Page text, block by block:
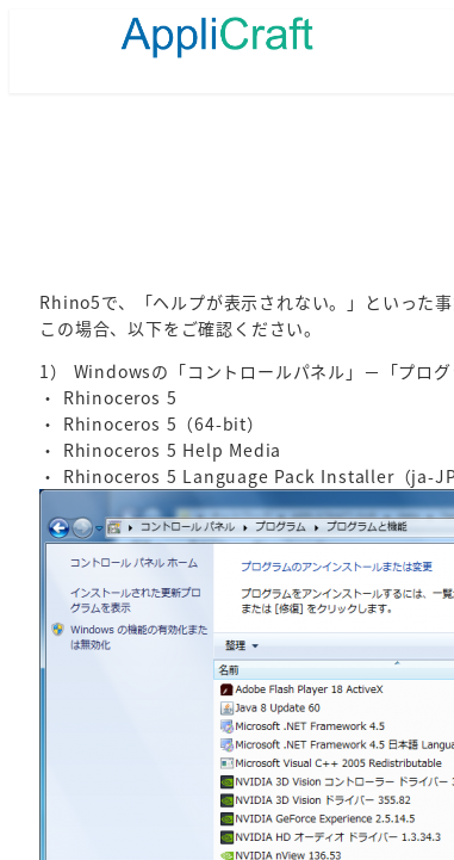
Rhino5で、「ヘルプが表示されない。」といった事
この場合、以下をご確認ください。
1） Windowsの「コントロールパネル」－「プロ
・ Rhinoceros 5
・ Rhinoceros 5（64-bit）
・ Rhinoceros 5 Help Media
・ Rhinoceros 5 Language Pack Installer（ja-JP